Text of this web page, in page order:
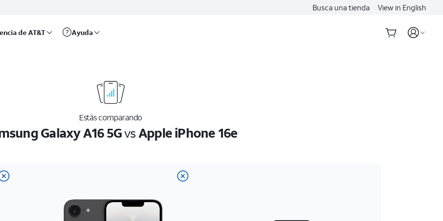
Busca una tienda View in English
de AT&T Ayuda
Estás comparando
Galaxy A16 5GvsApple iPhone 16e